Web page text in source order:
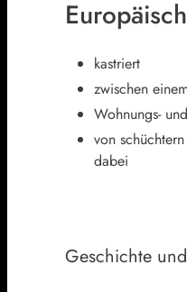
kastriert
zwischen
Wohnungs-
von
dabei
Geschichte